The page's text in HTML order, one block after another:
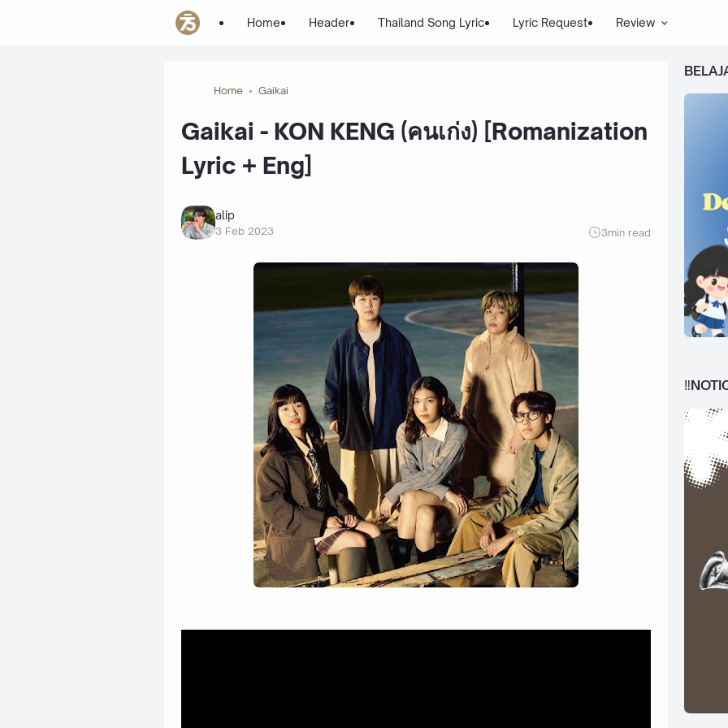
Home Header Thailand Song Lyric Lyric Request Review
Home Gaikai
Gaikai - KON KENG (คนเก่ง) [Romanization
Lyric + Eng]
alip
3 Feb 2023 3min read